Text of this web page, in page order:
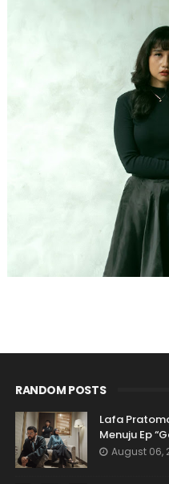
RANDOM POSTS
Lafa
Menuju Ep
August 06,